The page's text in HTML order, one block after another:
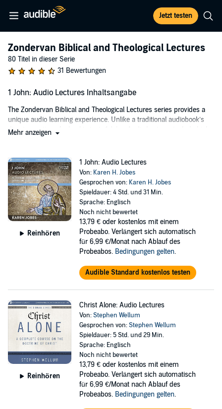
Jetzt testen
Zondervan Biblical and Theological Lectures
80 Titel in dieser Serie
31 Bewertungen
1 John: Audio Lectures Inhaltsangabe
The Zondervan Biblical and Theological Lectures series provides a
unique audio learning experience. Unlike a traditional audiobook’s
direct narration of a book’s text,
other sources.
In1 John: Audio Lecturesauthor and New Testament scholar Karen
Jobes seeks to bridge the distance between academic biblical
studies and pastors, students, and laypeople who are looking for an
in-depth treatment of the issues raised by these New Testament
books. She approaches the three letters of John as part of the
corpus that includes John's gospel, while rejecting an elaborate
redactional history of that gospel that implicates the letters. Jobes
treats the major themes of the letters under the larger rubric of who
has the authority to interpret the true significance of Jesus, an issue
that is pressing in our religiously pluralistic society today with its
many voices claiming truth about God.
These audio lectures examine the literary context and structure of
each passage in 1 John and provides verse-by-verse commentary
and theology in application.
Mehr anzeigen
Reinhören
1 John: Audio Lectures
Von: Karen H. Jobes
Gesprochen von: Karen H. Jobes
Spieldauer: 4 Std. und 31 Min.
Sprache: Englisch
Noch nicht bewertet
13,79 € oder kostenlos mit einem
Probeabo. Verlängert sich automatisch
für 6,99 €/Monat nach Ablauf des
Probeabos. Bedingungen gelten.
Audible Standard kostenlos testen
Reinhören
Christ Alone: Audio Lectures
Von:Stephen Wellum
Gesprochen von:Stephen Wellum
Spieldauer: 5 Std. und 29 Min.
Sprache: Englisch
Noch nicht bewertet
13,79 € oder kostenlos mit einem
Probeabo. Verlängert sich automatisch
für 6,99 €/Monat nach Ablauf des
Probeabos. Bedingungen gelten.